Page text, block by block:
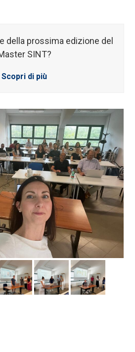
della prossima edizione del
SINT?
Scopri di più